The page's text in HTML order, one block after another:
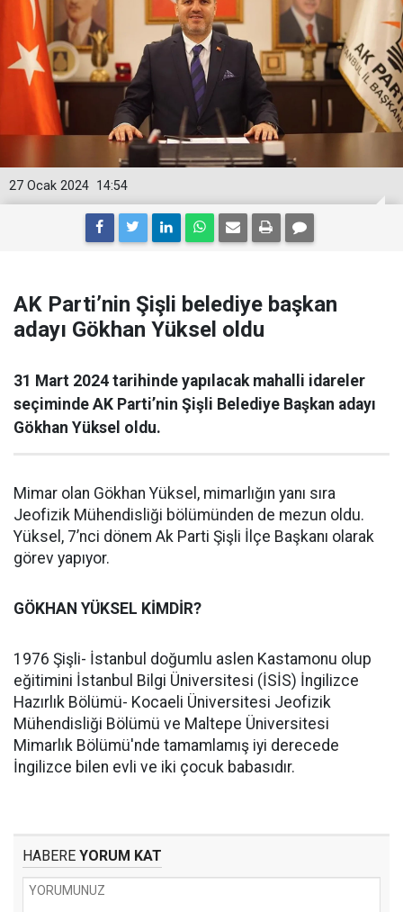
14:54
27 Ocak 2024
AK Parti’nin Şişli belediye başkan
adayı Gökhan Yüksel oldu
31 Mart 2024 tarihinde yapılacak mahalli idareler
seçiminde AK Parti’nin Şişli Belediye Başkan adayı
Gökhan Yüksel oldu.
Mimar olan Gökhan Yüksel, mimarlığın yanı sıra
Jeofizik Mühendisliği bölümünden de mezun oldu.
Yüksel, 7’nci dönem Ak Parti Şişli İlçe Başkanı olarak
görev yapıyor.
GÖKHAN YÜKSEL KİMDİR?
1976 Şişli- İstanbul doğumlu aslen Kastamonu olup
eğitimini İstanbul Bilgi Üniversitesi (İSİS) İngilizce
Hazırlık Bölümü- Kocaeli Üniversitesi Jeofizik
Mühendisliği Bölümü ve Maltepe Üniversitesi
Mimarlık Bölümü'nde tamamlamış iyi derecede
İngilizce bilen evli ve iki çocuk babasıdır.
HABERE YORUM KAT